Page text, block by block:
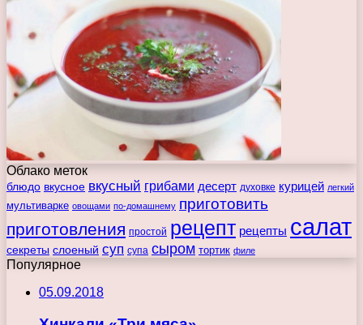
Облако меток
блюдо вкусное вкусный грибами десерт духовке курицей легкий
мультиварке овощами по-домашнему приготовить
приготовления простой рецепт рецепты салат
секреты слоеный суп супа сыром тортик филе
Популярное
05.09.2018